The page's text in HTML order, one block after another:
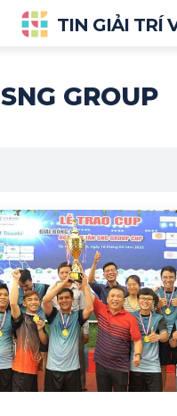
TIN GIẢI TRÍ
SNG GROUP